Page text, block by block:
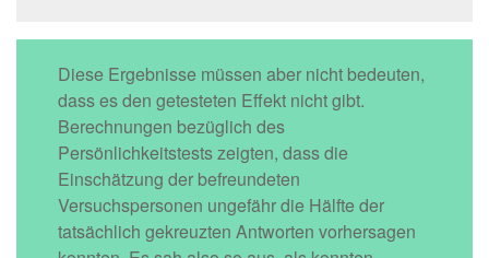
Diese Ergebnisse müssen aber nicht bedeuten,
dass es den getesteten Effekt nicht gibt.
Berechnungen bezüglich des
Persönlichkeitstests zeigten, dass die
Einschätzung der befreundeten
Versuchspersonen ungefähr die Hälfte der
tatsächlich gekreuzten Antworten vorhersagen